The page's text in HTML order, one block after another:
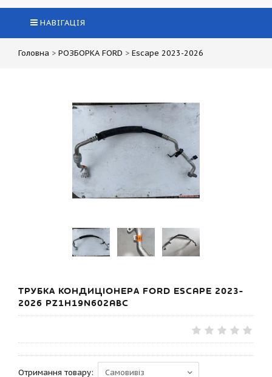
НАВІГАЦІЯ
Головна > РОЗБОРКА FORD > Escape 2023-2026
ТРУБКА КОНДИЦІОНЕРА FORD ESCAPE 2023-
2026 PZ1H19N602ABC
Отримання товару: